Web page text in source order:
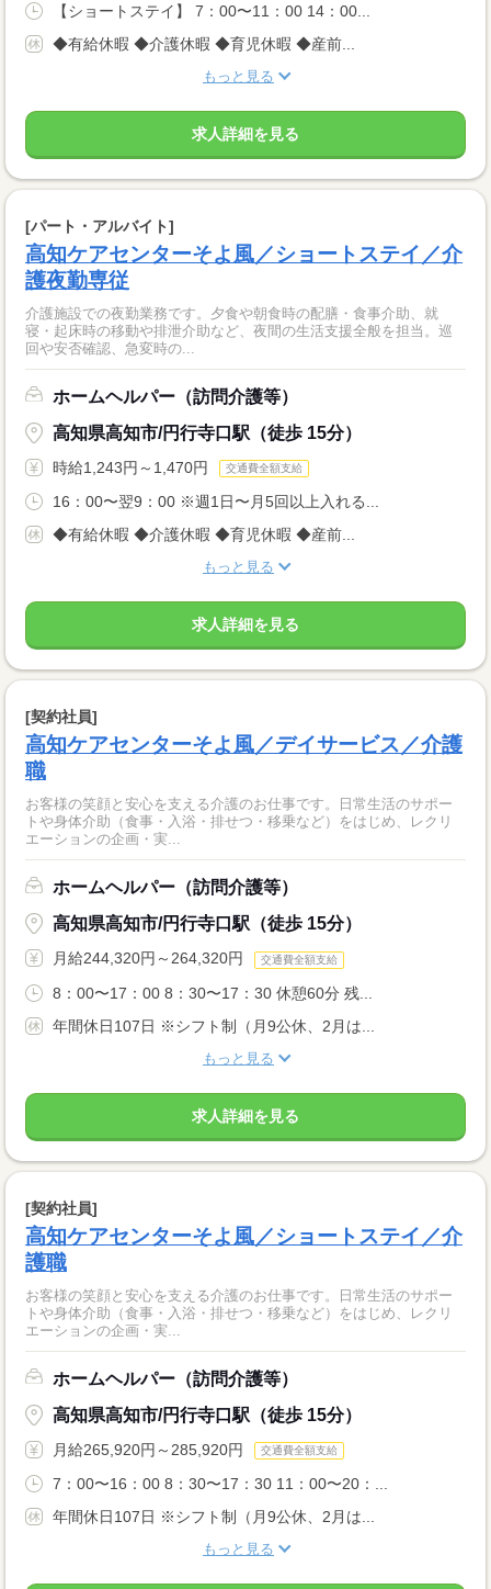
【ショートステイ】 7：00〜11：00 14：00...
◆有給休暇 ◆介護休暇 ◆育児休暇 ◆産前...
もっと見る
求人詳細を見る
[パート・アルバイト]
高知ケアセンターそよ風／ショートステイ／介
護夜勤専従
介護施設での夜勤業務です。夕食や朝食時の配膳・食事介助、就
寝・起床時の移動や排泄介助など、夜間の生活支援全般を担当。巡
回や安否確認、急変時の...
ホームヘルパー（訪問介護等）
高知県高知市/円行寺口駅（徒歩 15分）
時給1,243円～1,470円 交通費全額支給
16：00〜翌9：00 ※週1日〜月5回以上入れる...
◆有給休暇 ◆介護休暇 ◆育児休暇 ◆産前...
もっと見る
求人詳細を見る
[契約社員]
高知ケアセンターそよ風／デイサービス／介護
職
お客様の笑顔と安心を支える介護のお仕事です。日常生活のサポー
トや身体介助（食事・入浴・排せつ・移乗など）をはじめ、レクリ
エーションの企画・実...
ホームヘルパー（訪問介護等）
高知県高知市/円行寺口駅（徒歩 15分）
月給244,320円～264,320円 交通費全額支給
8：00〜17：00 8：30〜17：30 休憩60分 残...
年間休日107日 ※シフト制（月9公休、2月は...
もっと見る
求人詳細を見る
[契約社員]
高知ケアセンターそよ風／ショートステイ／介
護職
お客様の笑顔と安心を支える介護のお仕事です。日常生活のサポー
トや身体介助（食事・入浴・排せつ・移乗など）をはじめ、レクリ
エーションの企画・実...
ホームヘルパー（訪問介護等）
高知県高知市/円行寺口駅（徒歩 15分）
月給265,920円～285,920円 交通費全額支給
7：00〜16：00 8：30〜17：30 11：00〜20：...
年間休日107日 ※シフト制（月9公休、2月は...
もっと見る